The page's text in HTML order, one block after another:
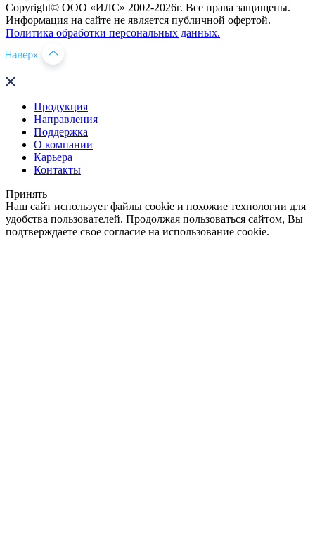
Copyright© ООО «ИЛС» 2002-2026г. Все права защищены.
Информация на сайте не является публичной офертой.
Политика обработки персональных данных.
Продукция
Направления
Поддержка
О компании
Карьера
Контакты
Принять
Наш сайт использует файлы cookie и похожие технологии для
удобства пользователей. Продолжая пользоваться сайтом, Вы
подтверждаете свое согласие на использование cookie.